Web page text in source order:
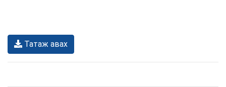
Татаж авах